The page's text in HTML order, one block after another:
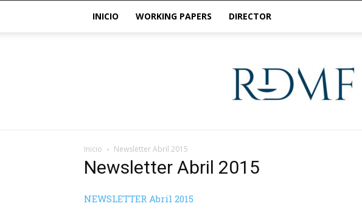
INICIO WORKING PAPERS DIRECTOR
Inicio Newsletter Abril 2015
Newsletter Abril 2015
NEWSLETTER Abril 2015